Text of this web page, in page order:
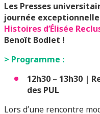
Les Presses
journée
Histoires d’Élisée
Benoît Bodlet !
> Programme :
12h30 – 13h30 |
des PUL
Lors d’une rencontre